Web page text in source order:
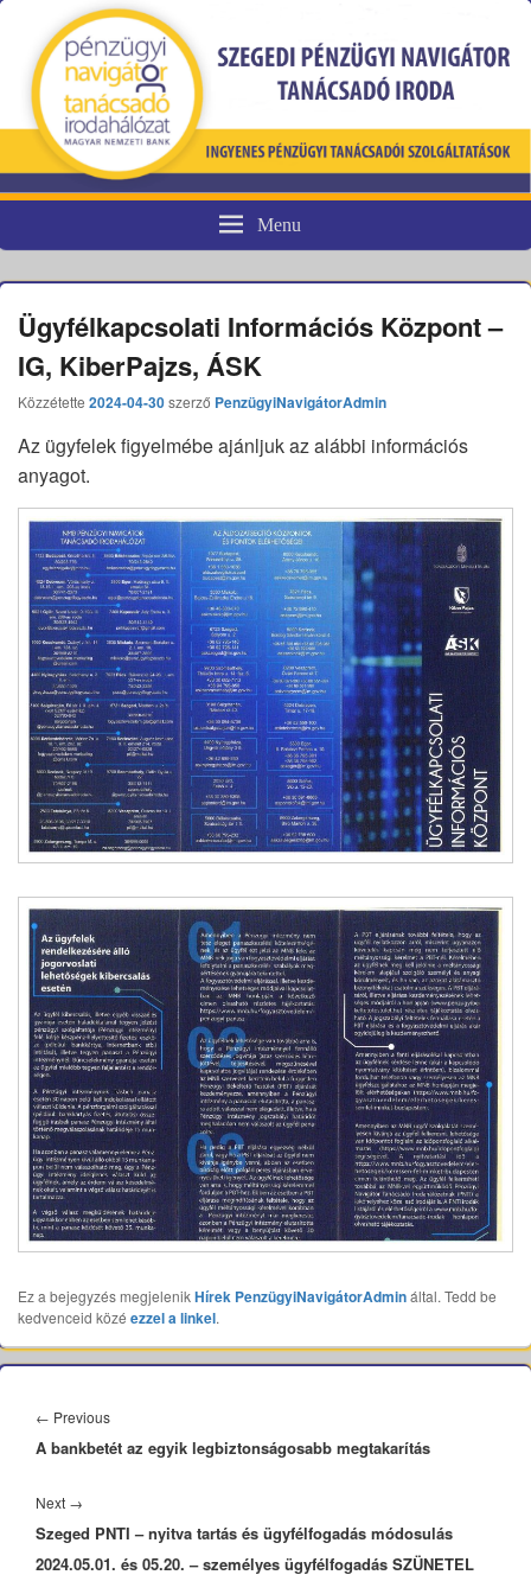
Pénzügyi fogyasztóvédelem
Menu
Ügyfélkapcsolati Információs Központ –
IG, KiberPajzs, ÁSK
Közzétette 2024-04-30szerző PenzügyiNavigátorAdmin
Az ügyfelek figyelmébe ajánljuk az alábbi információs
anyagot.
Ez a bejegyzés megjelenikHírek PenzügyiNavigátorAdmináltal. Tedd be
kedvenceid közé ezzel a linkel.
navigáció
← PreviousPrevious
post:
A bankbetét az egyik legbiztonságosabb megtakarítás
Next →
post:
Szeged PNTI – nyitva tartás és ügyfélfogadás módosulás
2024.05.01. és 05.20. – személyes ügyfélfogadás SZÜNETEL